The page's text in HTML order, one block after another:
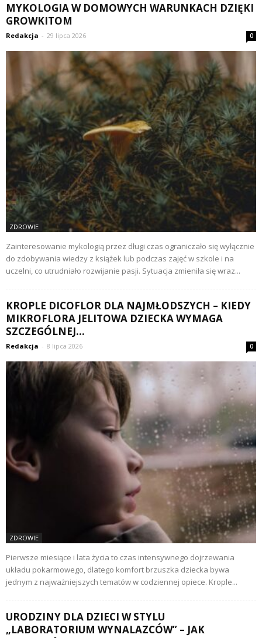
MYKOLOGIA W DOMOWYCH WARUNKACH DZIĘKI
GROWKITOM
Redakcja - 29 lipca 2026 0
ZDROWIE
Zainteresowanie mykologią przez długi czas ograniczało się wyłącznie
do zdobywania wiedzy z książek lub podczas zajęć w szkole i na
uczelni, co utrudniało rozwijanie pasji. Sytuacja zmieniła się wraz...
KROPLE DICOFLOR DLA NAJMŁODSZYCH – KIEDY
MIKROFLORA JELITOWA DZIECKA WYMAGA
SZCZEGÓLNEJ...
Redakcja - 8 lipca 2026 0
ZDROWIE
Pierwsze miesiące i lata życia to czas intensywnego dojrzewania
układu pokarmowego, dlatego komfort brzuszka dziecka bywa
jednym z najważniejszych tematów w codziennej opiece. Krople...
URODZINY DLA DZIECI W STYLU
„LABORATORIUM WYNALAZCÓW” – JAK